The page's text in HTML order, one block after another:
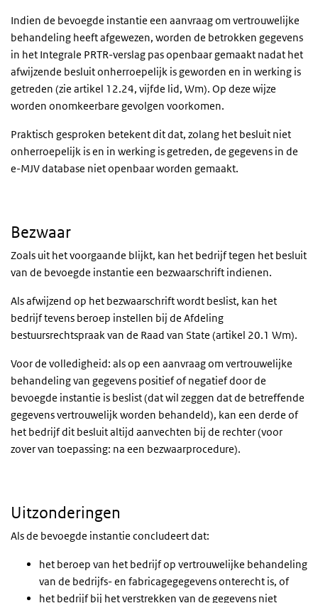
Indien de bevoegde instantie een aanvraag om vertrouwelijke
behandeling heeft afgewezen, worden de betrokken gegevens
in het Integrale PRTR-verslag pas openbaar gemaakt nadat het
afwijzende besluit onherroepelijk is geworden en in werking is
getreden (zie artikel 12.24, vijfde lid, Wm). Op deze wijze
worden onomkeerbare gevolgen voorkomen.
Praktisch gesproken betekent dit dat, zolang het besluit niet
onherroepelijk is en in werking is getreden, de gegevens in de
e-MJV database niet openbaar worden gemaakt.
Bezwaar
Zoals uit het voorgaande blijkt, kan het bedrijf tegen het besluit
van de bevoegde instantie een bezwaarschrift indienen.
Als afwijzend op het bezwaarschrift wordt beslist, kan het
bedrijf tevens beroep instellen bij de Afdeling
bestuursrechtspraak van de Raad van State (artikel 20.1 Wm).
Voor de volledigheid: als op een aanvraag om vertrouwelijke
behandeling van gegevens positief of negatief door de
bevoegde instantie is beslist (dat wil zeggen dat de betreffende
gegevens vertrouwelijk worden behandeld), kan een derde of
het bedrijf dit besluit altijd aanvechten bij de rechter (voor
zover van toepassing: na een bezwaarprocedure).
Uitzonderingen
Als de bevoegde instantie concludeert dat:
het beroep van het bedrijf op vertrouwelijke behandeling
van de bedrijfs- en fabricagegegevens onterecht is, of
het bedrijf bij het verstrekken van de gegevens niet